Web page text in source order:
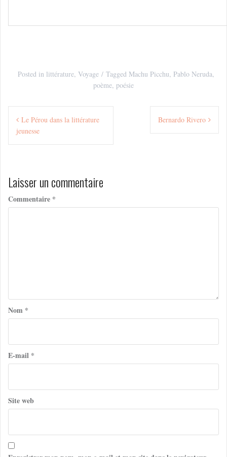
Posted in littérature, Voyage Tagged Machu Picchu, Pablo Neruda,
poème, poésie
Navigation
deLe Pérou dans la littérature
jeunesse
Bernardo Rivero
Laisser un commentaire
Commentaire *
Nom *
E-mail *
Site web